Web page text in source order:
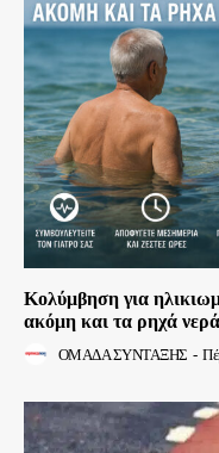
Κολύμβηση για
ακόμη και τα ρηχά
ΟΜΑΔΑ ΣΥΝΤΑΞΗΣ -